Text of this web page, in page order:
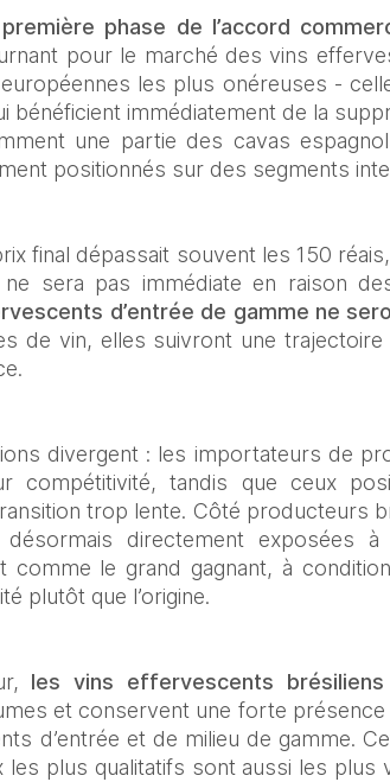
phase de l’accord
pour le marché des vins
les plus onéreuses -
bénéficient immédiatement de la
une partie des cavas
positionnés sur des segments
final dépassait souvent les 150
sera pas immédiate en raison
d’entrée de gamme ne
de vin, elles suivront une
divergent : les importateurs de
compétitivité, tandis que ceux
trop lente. Côté producteurs
directement exposées à
comme le grand gagnant, à
plutôt que l’origine.
les vins effervescents
et conservent une forte
d’entrée et de milieu de gamme.
plus qualitatifs sont aussi les plus